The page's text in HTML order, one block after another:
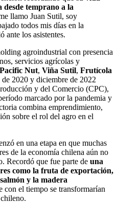
desde temprano a la
llamo Juan Sutil, soy
todos mis días en la
ante los asistentes.
agroindustrial con presencia
servicios agrícolas y
Pacific Nut, Viña Sutil, Frutícola
2020 y diciembre de 2022
y del Comercio (CPC),
marcado por la pandemia y
combina emprendimiento,
sobre el rol del agro en el
en una etapa en que muchas
de la economía chilena aún no
Recordó que fue parte de una
como la fruta de exportación,
y la madera
con el tiempo se transformarían